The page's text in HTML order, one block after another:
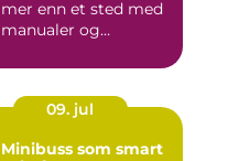
mer enn et sted med
manualer og
mange handler...
09. jul
Minibuss som smart